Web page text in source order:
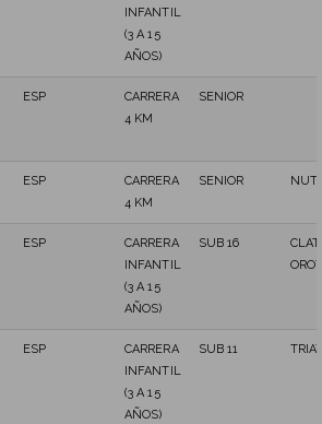
INFANTIL
(3 A 15
AÑOS)
ESP
CARRERA
4 KM
SENIOR
ESP
CARRERA
4 KM
SENIOR
ESP
CARRERA
INFANTIL
(3 A 15
AÑOS)
SUB 16
ESP
CARRERA
INFANTIL
(3 A 15
AÑOS)
SUB 11